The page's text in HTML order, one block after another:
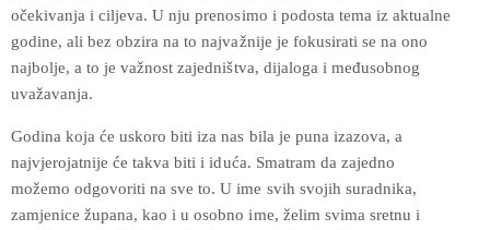
očekivanja i ciljeva. U nju prenosimo i podosta tema iz aktualne
godine, ali bez obzira na to najvažnije je fokusirati se na ono
najbolje, a to je važnost zajedništva, dijaloga i međusobnog
uvažavanja.
Godina koja će uskoro biti iza nas bila je puna izazova, a
najvjerojatnije će takva biti i iduća. Smatram da zajedno
možemo odgovoriti na sve to. U ime svih svojih suradnika,
zamjenice župana, kao i u osobno ime, želim svima sretnu i